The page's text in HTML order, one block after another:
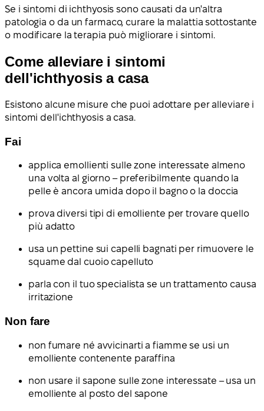
Se i sintomi di ichthyosis sono causati da un'altra
patologia o da un farmaco, curare la malattia sottostante
o modificare la terapia può migliorare i sintomi.
Come alleviare i sintomi
dell'ichthyosis a casa
Esistono alcune misure che puoi adottare per alleviare i
sintomi dell'ichthyosis a casa.
Fai
applica emollienti sulle zone interessate almeno
una volta al giorno – preferibilmente quando la
pelle è ancora umida dopo il bagno o la doccia
prova diversi tipi di emolliente per trovare quello
più adatto
usa un pettine sui capelli bagnati per rimuovere le
squame dal cuoio capelluto
parla con il tuo specialista se un trattamento causa
irritazione
Non fare
non fumare né avvicinarti a fiamme se usi un
emolliente contenente paraffina
non usare il sapone sulle zone interessate – usa un
emolliente al posto del sapone